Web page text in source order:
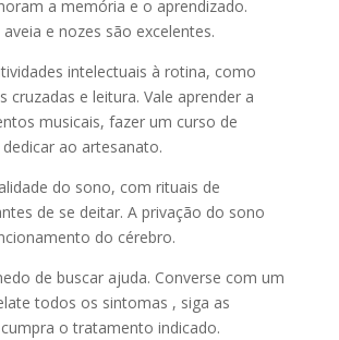
a memória e o aprendizado.
e nozes são excelentes.
intelectuais à rotina, como
cruzadas e leitura. Vale aprender a
musicais, fazer um curso de
ao artesanato.
do sono, com rituais de
de se deitar. A privação do sono
do cérebro.
de buscar ajuda. Converse com um
todos os sintomas , siga as
o tratamento indicado.